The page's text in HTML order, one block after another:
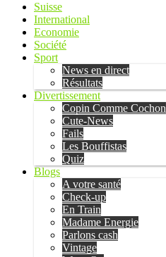
Suisse
International
Economie
Société
Sport
News en direct
Résultats
Divertissement
Copin Comme Cochon
Cute-News
Fails
Les Bouffistas
Quiz
Blogs
A votre santé
Check-up
En Train
Madame Energie
Parlons cash
Vintage